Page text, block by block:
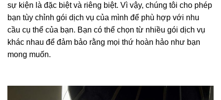
sự kiện là đặc biệt và riêng biệt. Vì vậy, chúng tôi cho phép
bạn tùy chỉnh gói dịch vụ của mình để phù hợp với nhu
cầu cụ thể của bạn. Bạn có thể chọn từ nhiều gói dịch vụ
khác nhau để đảm bảo rằng mọi thứ hoàn hảo như bạn
mong muốn.